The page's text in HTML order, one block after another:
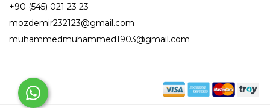
+90 (545) 021 23 23
mozdemir232123@gmail.com
muhammedmuhammed1903@gmail.com